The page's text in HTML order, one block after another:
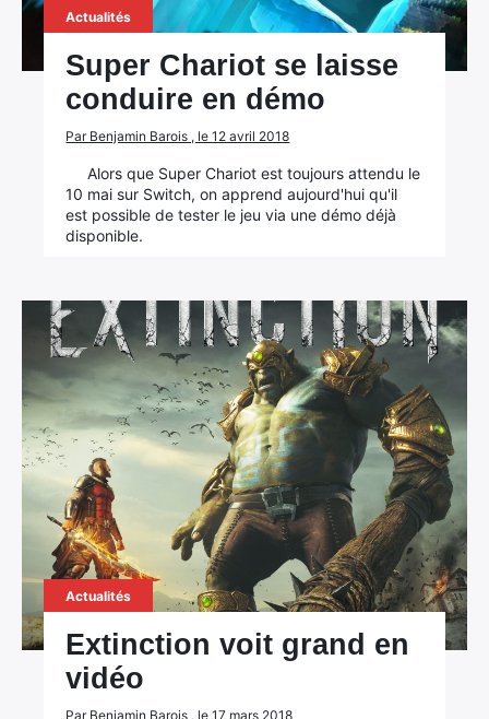
Actualités
Super Chariot se laisse
conduire en démo
Par Benjamin Barois , le 12 avril 2018
Alors que Super Chariot est toujours attendu le
10 mai sur Switch, on apprend aujourd'hui qu'il
est possible de tester le jeu via une démo déjà
disponible.
Actualités
Extinction voit grand en
vidéo
Par Benjamin Barois , le 17 mars 2018